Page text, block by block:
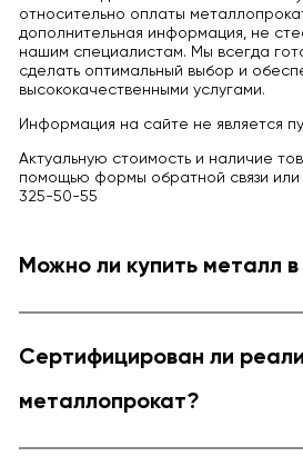
относительно оплаты
дополнительная информация, не
нашим специалистам. Мы всегда
сделать оптимальный выбор и
высококачественными услугами.
Информация на сайте не является
Актуальную стоимость и наличие
помощью формы обратной связи или
325-50-55
Можно ли купить металл в
Сертифицирован ли
металлопрокат?